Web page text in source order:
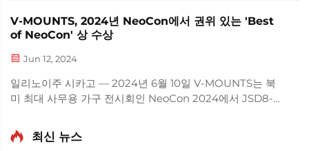
V-MOUNTS, 2024년 NeoCon에서 권위 있는 'Best
of NeoCon' 상 수상
Jun 12, 2024
일리노이주 시카고 — 2024년 6월 10일 V-MOUNTS는 북
미 최대 사무용 가구 전시회인 NeoCon 2024에서 JSD8-
NeoCon)'를 수상했다고 자랑스럽게 발표했습니다. 이는 북
미 지역 최고 권위의 디자인 및 혁신 시상식 중 하나로, V-
최신 뉴스